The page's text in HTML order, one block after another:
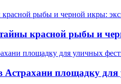
красной рыбы и
площадку для